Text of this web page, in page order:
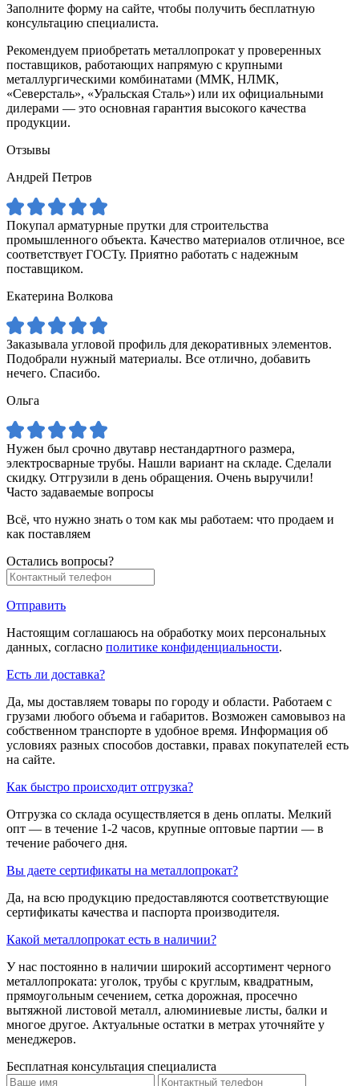
Заполните форму на сайте, чтобы получить бесплатную
консультацию специалиста.
Рекомендуем приобретать металлопрокат у проверенных
поставщиков, работающих напрямую с крупными
металлургическими комбинатами (ММК, НЛМК,
«Северсталь», «Уральская Сталь») или их официальными
дилерами — это основная гарантия высокого качества
продукции.
Отзывы
Андрей Петров
Покупал арматурные прутки для строительства
промышленного объекта. Качество материалов отличное, все
соответствует ГОСТу. Приятно работать с надежным
поставщиком.
Екатерина Волкова
Заказывала угловой профиль для декоративных элементов.
Подобрали нужный материалы. Все отлично, добавить
нечего. Спасибо.
Ольга
Нужен был срочно двутавр нестандартного размера,
электросварные трубы. Нашли вариант на складе. Сделали
скидку. Отгрузили в день обращения. Очень выручили!
Часто задаваемые вопросы
Всё, что нужно знать о том как мы работаем: что продаем и
как поставляем
Остались вопросы?
Отправить
Настоящим соглашаюсь на обработку моих персональных
данных, согласно политике конфиденциальности.
Есть ли доставка?
Да, мы доставляем товары по городу и области. Работаем с
грузами любого объема и габаритов. Возможен самовывоз на
собственном транспорте в удобное время. Информация об
условиях разных способов доставки, правах покупателей есть
на сайте.
Как быстро происходит отгрузка?
Отгрузка со склада осуществляется в день оплаты. Мелкий
опт — в течение 1-2 часов, крупные оптовые партии — в
течение рабочего дня.
Вы даете сертификаты на металлопрокат?
Да, на всю продукцию предоставляются соответствующие
сертификаты качества и паспорта производителя.
Какой металлопрокат есть в наличии?
У нас постоянно в наличии широкий ассортимент черного
металлопроката: уголок, трубы с круглым, квадратным,
прямоугольным сечением, сетка дорожная, просечно
вытяжной листовой металл, алюминиевые листы, балки и
многое другое. Актуальные остатки в метрах уточняйте у
менеджеров.
Бесплатная консультация специалиста